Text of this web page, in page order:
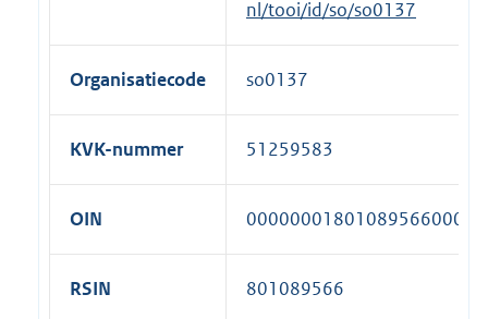
nl/tooi/id/so/so0137
Organisatiecode so0137
KVK-nummer 51259583
OIN 00000001801089566000
RSIN 801089566